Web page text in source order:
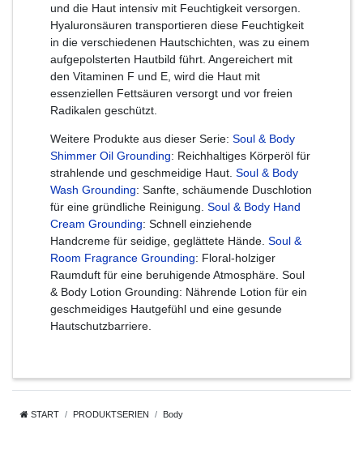
und die Haut intensiv mit Feuchtigkeit versorgen.
Hyaluronsäuren transportieren diese Feuchtigkeit
in die verschiedenen Hautschichten, was zu einem
aufgepolsterten Hautbild führt. Angereichert mit
den Vitaminen F und E, wird die Haut mit
essenziellen Fettsäuren versorgt und vor freien
Radikalen geschützt.
Weitere Produkte aus dieser Serie: Soul & Body
Shimmer Oil Grounding: Reichhaltiges Körperöl für
strahlende und geschmeidige Haut. Soul & Body
Wash Grounding: Sanfte, schäumende Duschlotion
für eine gründliche Reinigung. Soul & Body Hand
Cream Grounding: Schnell einziehende
Handcreme für seidige, geglättete Hände. Soul &
Room Fragrance Grounding: Floral-holziger
Raumduft für eine beruhigende Atmosphäre. Soul
& Body Lotion Grounding: Nährende Lotion für ein
geschmeidiges Hautgefühl und eine gesunde
Hautschutzbarriere.
START PRODUKTSERIEN Body